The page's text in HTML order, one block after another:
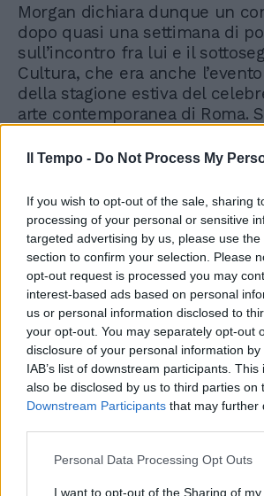
Il Tempo - Do Not Process My
If you wish to opt-out of the sale, sharing
processing of your personal or sensitive
targeted advertising by us, please use
section to confirm your selection. Please
opt-out request is processed you may
interest-based ads based on personal
us or personal information disclosed to
your opt-out. You may separately opt-out
disclosure of your personal information
IAB’s list of downstream participants.
also be disclosed by us to third parties on
Downstream Participants that may further
Personal Data Processing Opt Outs
I want to opt-out of the Sharing of my
Morgan dichiara dunque un
dopo quasi una settimana di
sull’incontro fra lui e il
Cultura, che era anche
della stagione estiva del
arte contemporanea di Roma.
è stato soltanto «uno
pone l’accento sulla
polemiche a scoppio ritardato:
contro Sgarbi chi l’ha scritta,
destra?», chiosa. Il riferimento
di una parte dei 44 dipendenti
museale che chiedevano al
stigmatizzare pubblicamente
rinnovandogli la fiducia.
Sgarbi nella